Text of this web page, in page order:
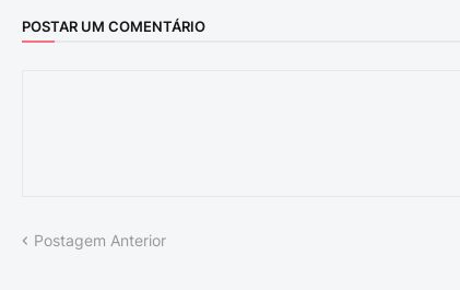
POSTAR UM COMENTÁRIO
Postagem Anterior